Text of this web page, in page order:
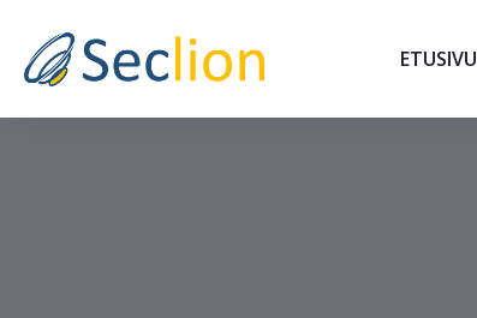
ETUSIVU